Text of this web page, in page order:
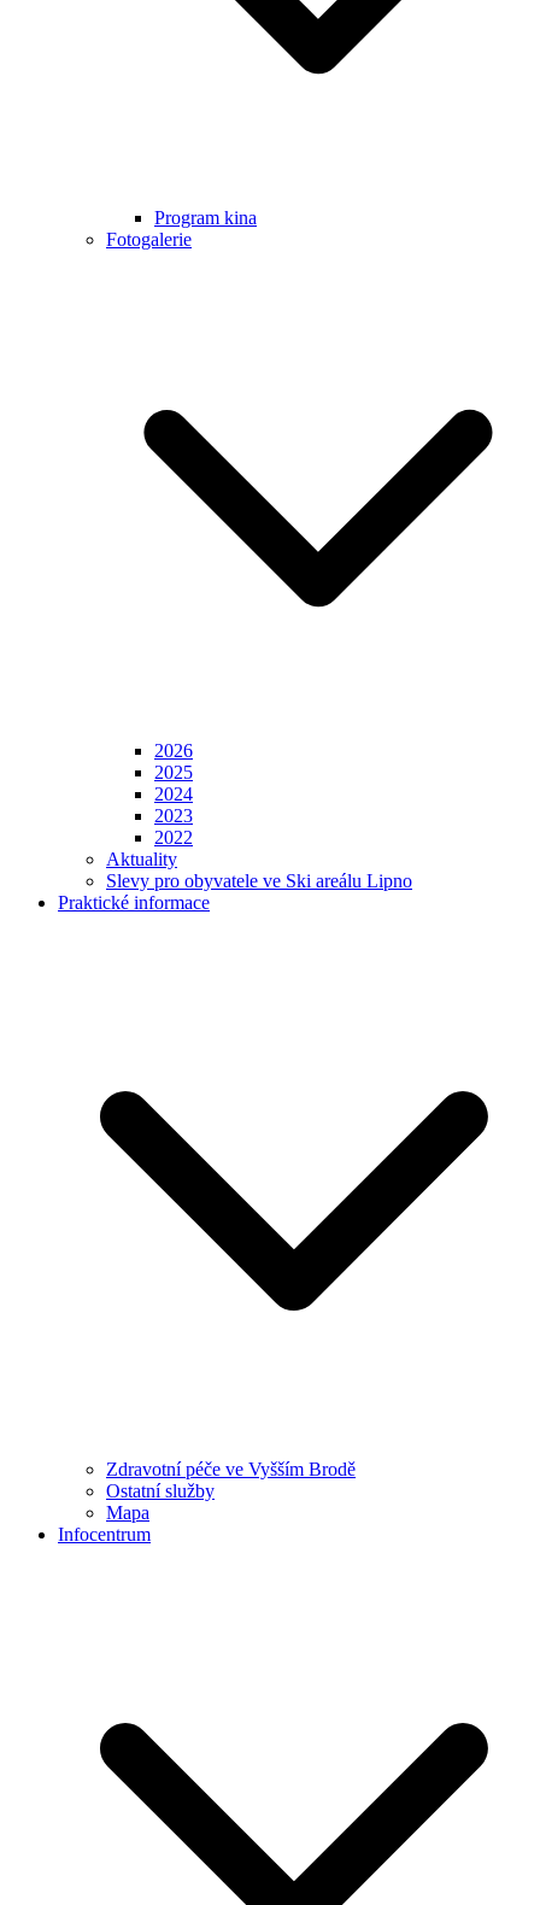
Program kina
Fotogalerie
2026
2025
2024
2023
2022
Aktuality
Slevy pro obyvatele ve Ski areálu Lipno
Praktické informace
Zdravotní péče ve Vyšším Brodě
Ostatní služby
Mapa
Infocentrum